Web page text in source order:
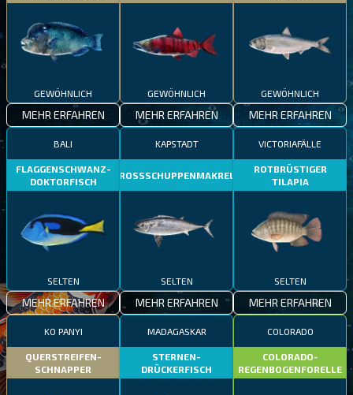
GEWÖHNLICH
MEHR ERFAHREN
GEWÖHNLICH
MEHR ERFAHREN
GEWÖHNLICH
MEHR ERFAHREN
BALI
FLAGGENSCHWANZ-
DOKTORFISCH
SELTEN
MEHR ERFAHREN
KAPSTADT
GROSSSCHUPPENMAKRELE
SELTEN
MEHR ERFAHREN
VICTORIAFÄLLE
ROTBRÜSTIGER
TILAPIA
SELTEN
MEHR ERFAHREN
KO PANYI
QUERSTREIFEN-
SCHNAPPER
MADAGASKAR
STERNEN-
DRÜCKERFISCH
COLORADO
COLORADO-
REGENBOGENFORELLE